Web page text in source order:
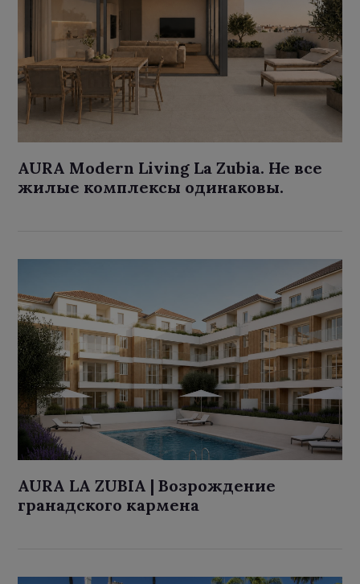
AURA Modern Living La Zubia. Не все
жилые комплексы одинаковы.
AURA LA ZUBIA | Возрождение
гранадского кармена